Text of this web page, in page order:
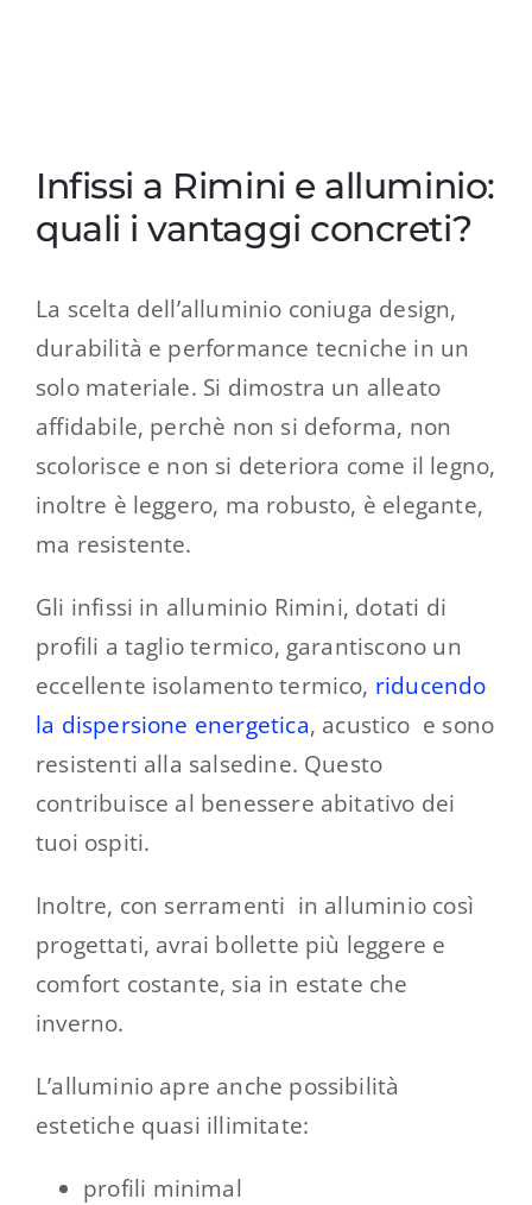
Infissi a Rimini e alluminio:
quali i vantaggi concreti?
La scelta dell’alluminio coniuga design,
durabilità e performance tecniche in un
solo materiale. Si dimostra un alleato
affidabile, perchè non si deforma, non
scolorisce e non si deteriora come il legno,
inoltre è leggero, ma robusto, è elegante,
ma resistente.
Gli infissi in alluminio Rimini, dotati di
profili a taglio termico, garantiscono un
eccellente isolamento termico, riducendo
la dispersione energetica, acustico e sono
resistenti alla salsedine. Questo
contribuisce al benessere abitativo dei
tuoi ospiti.
Inoltre, con serramenti in alluminio così
progettati, avrai bollette più leggere e
comfort costante, sia in estate che
inverno.
L’alluminio apre anche possibilità
estetiche quasi illimitate:
profili minimal